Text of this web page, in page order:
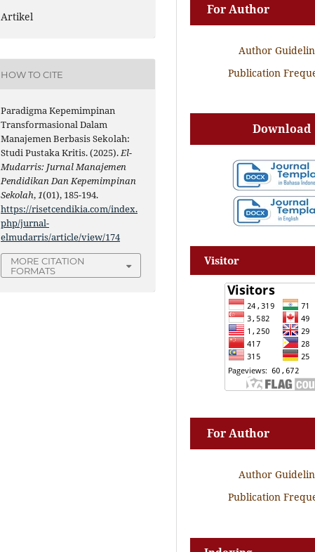
Artikel
HOW TO CITE
Paradigma Kepemimpinan
Transformasional Dalam
Manajemen Berbasis Sekolah:
Studi Pustaka Kritis. (2025).El-
Mudarris: Jurnal Manajemen
Pendidikan Dan Kepemimpinan
Sekolah,1(01), 185-194.
https://risetcendikia.com/index.
php/jurnal-
elmudarris/article/view/174
MORE CITATION
FORMATS
For Author
Author
Publication
Download
Visitor
For Author
Author
Publication